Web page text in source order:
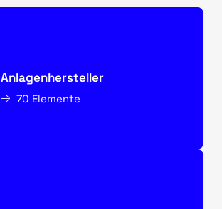
Anlagenhersteller
70 Elemente